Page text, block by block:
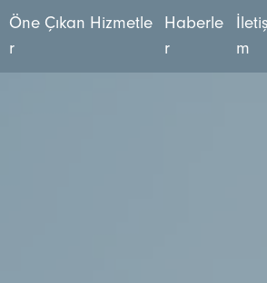
Öne Çıkan Hizmetle
r
Haberle
r
letiş
m